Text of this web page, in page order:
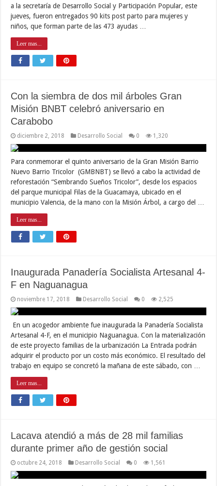
a la secretaría de Desarrollo Social y Participación Popular, este
jueves, fueron entregados 90 kits post parto para mujeres y
niños, que forman parte de las 473 ayudas …
Leer mas...
Con la siembra de dos mil árboles Gran
Misión BNBT celebró aniversario en
Carabobo
diciembre 2, 2018 Desarrollo Social 0 1,320
Para conmemorar el quinto aniversario de la Gran Misión Barrio
Nuevo Barrio Tricolor (GMBNBT) se llevó a cabo la actividad de
reforestación “Sembrando Sueños Tricolor”, desde los espacios
del parque municipal Filas de la Guacamaya, ubicado en el
municipio Valencia, de la mano con la Misión Árbol, a cargo del …
Leer mas...
Inaugurada Panadería Socialista Artesanal 4-
F en Naguanagua
noviembre 17, 2018 Desarrollo Social 0 2,525
En un acogedor ambiente fue inaugurada la Panadería Socialista
Artesanal 4-F, en el municipio Naguanagua. Con la materialización
de este proyecto familias de la urbanización La Entrada podrán
adquirir el producto por un costo más económico. El resultado del
trabajo en equipo se concretó la mañana de este sábado, con …
Leer mas...
Lacava atendió a más de 28 mil familias
durante primer año de gestión social
octubre 24, 2018 Desarrollo Social 0 1,561